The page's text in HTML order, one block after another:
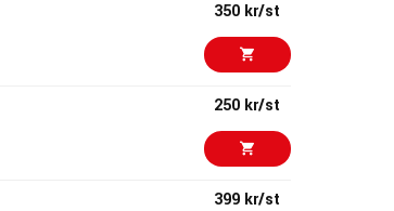
350 kr/st
250 kr/st
399 kr/st